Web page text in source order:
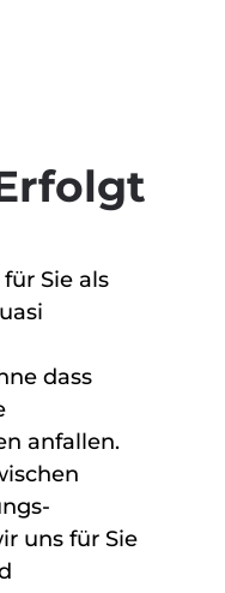
Sie als
dass
anfallen.
uns für Sie